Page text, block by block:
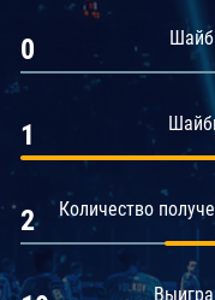
Амур
Барыс
0
1
Количество
2